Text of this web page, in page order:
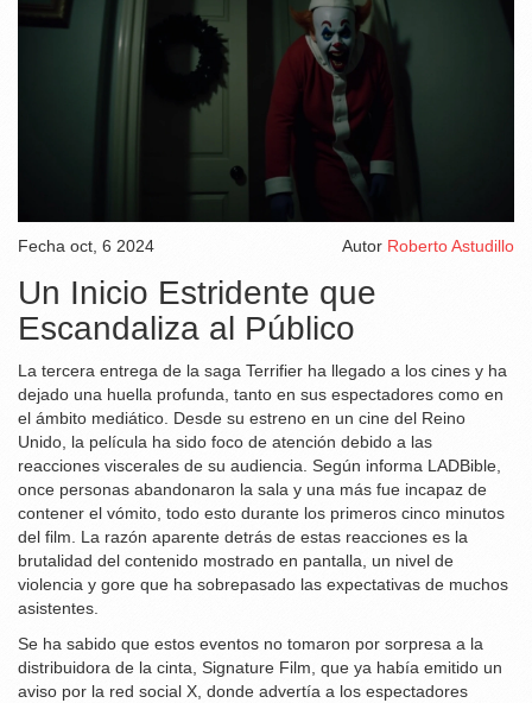
Fecha oct, 6 2024 Autor Roberto Astudillo
Un Inicio Estridente que
Escandaliza al Público
La tercera entrega de la saga Terrifier ha llegado a los cines y ha
dejado una huella profunda, tanto en sus espectadores como en
el ámbito mediático. Desde su estreno en un cine del Reino
Unido, la película ha sido foco de atención debido a las
reacciones viscerales de su audiencia. Según informa LADBible,
once personas abandonaron la sala y una más fue incapaz de
contener el vómito, todo esto durante los primeros cinco minutos
del film. La razón aparente detrás de estas reacciones es la
brutalidad del contenido mostrado en pantalla, un nivel de
violencia y gore que ha sobrepasado las expectativas de muchos
asistentes.
Se ha sabido que estos eventos no tomaron por sorpresa a la
distribuidora de la cinta, Signature Film, que ya había emitido un
aviso por la red social X, donde advertía a los espectadores